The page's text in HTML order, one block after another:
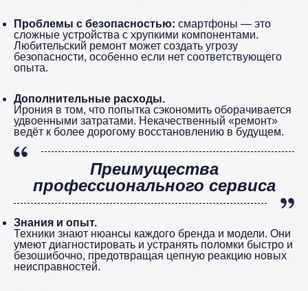
Проблемы с безопасностью: смартфоны — это
сложные устройства с хрупкими компонентами.
Любительский ремонт может создать угрозу
безопасности, особенно если нет соответствующего
опыта.
Дополнительные расходы.
Ирония в том, что попытка сэкономить оборачивается
удвоенными затратами. Некачественный «ремонт»
ведёт к более дорогому восстановлению в будущем.
Преимущества
профессионального сервиса
Знания и опыт.
Техники знают нюансы каждого бренда и модели. Они
умеют диагностировать и устранять поломки быстро и
безошибочно, предотвращая цепную реакцию новых
неисправностей.